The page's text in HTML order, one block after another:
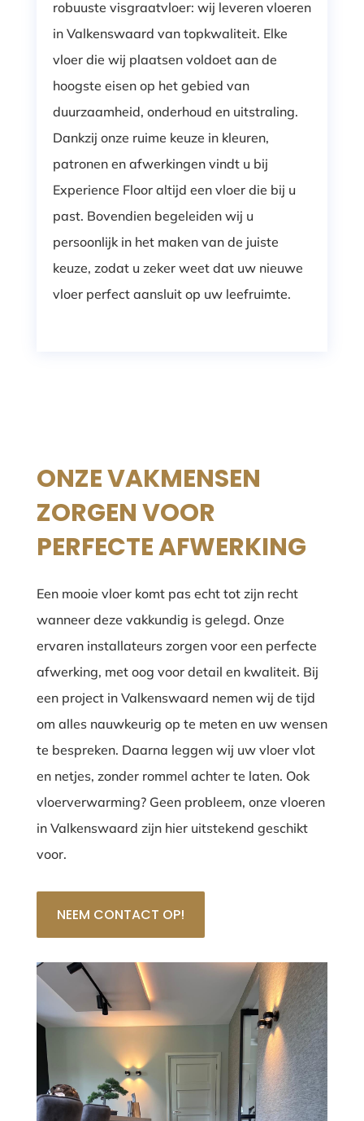
robuuste visgraatvloer: wij leveren vloeren
in Valkenswaard van topkwaliteit. Elke
vloer die wij plaatsen voldoet aan de
hoogste eisen op het gebied van
duurzaamheid, onderhoud en uitstraling.
Dankzij onze ruime keuze in kleuren,
patronen en afwerkingen vindt u bij
Experience Floor altijd een vloer die bij u
past. Bovendien begeleiden wij u
persoonlijk in het maken van de juiste
keuze, zodat u zeker weet dat uw nieuwe
vloer perfect aansluit op uw leefruimte.
ONZE VAKMENSEN
ZORGEN VOOR
PERFECTE AFWERKING
Een mooie vloer komt pas echt tot zijn recht
wanneer deze vakkundig is gelegd. Onze
ervaren installateurs zorgen voor een perfecte
afwerking, met oog voor detail en kwaliteit. Bij
een project in Valkenswaard nemen wij de tijd
om alles nauwkeurig op te meten en uw wensen
te bespreken. Daarna leggen wij uw vloer vlot
en netjes, zonder rommel achter te laten. Ook
vloerverwarming? Geen probleem, onze vloeren
in Valkenswaard zijn hier uitstekend geschikt
voor.
NEEM CONTACT OP!